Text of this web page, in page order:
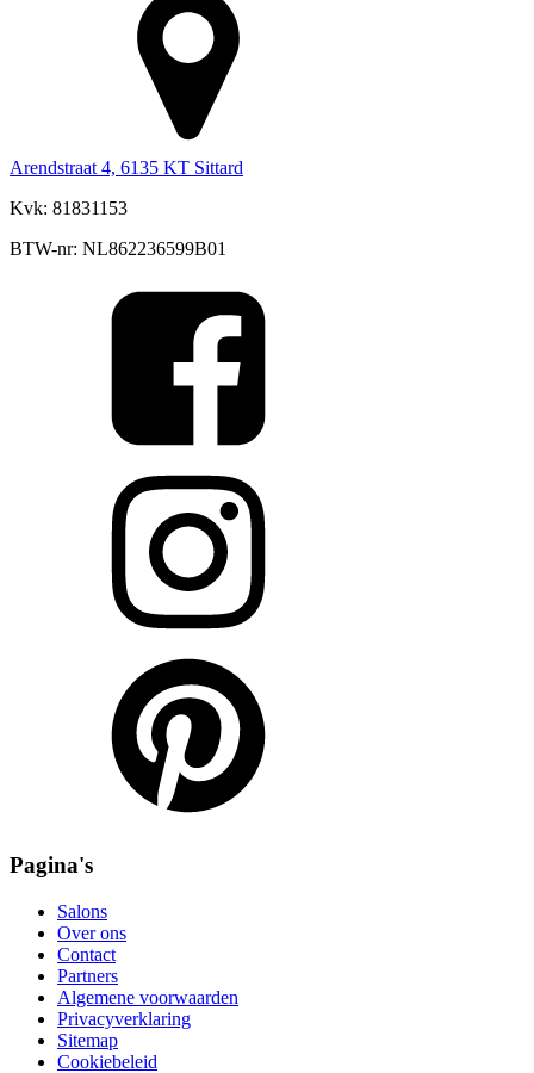
Arendstraat 4, 6135 KT Sittard
Kvk: 81831153
BTW-nr: NL862236599B01
Pagina's
Salons
Over ons
Contact
Partners
Algemene voorwaarden
Privacyverklaring
Sitemap
Cookiebeleid